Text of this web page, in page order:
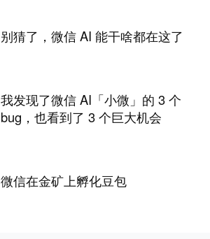
别猜了，微信 AI 能干啥都在这了
我发现了微信 AI「小微」的 3 个
bug，也看到了 3 个巨大机会
微信在金矿上孵化豆包